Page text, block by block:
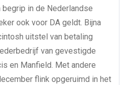
begrip in de Nederlandse
ook voor DA geldt. Bijna
uitstel van betaling
van gevestigde
en Manfield. Met andere
flink opgeruimd in het